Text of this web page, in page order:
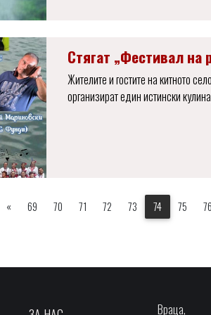
Стягат „Фестивал на
Жителите и гостите на китното
организират един истински
« 69 70 71 72 73 74 75 76
Враца,